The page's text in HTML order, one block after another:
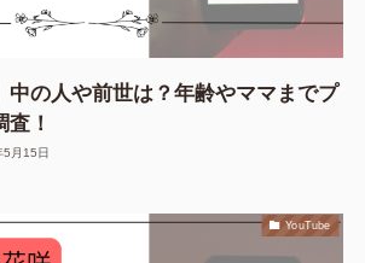
中の人や前世は？年齢やママまでプ
！
月15日
YouTube